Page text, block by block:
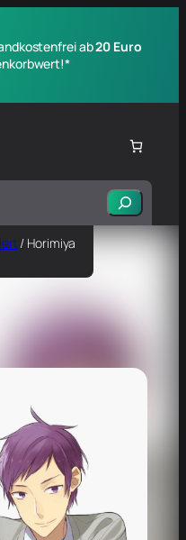
ab20 Euro
Suchen
/ Horimiya